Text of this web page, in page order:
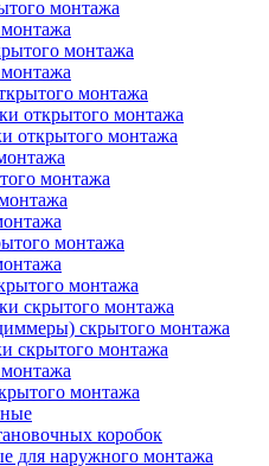
монтажа
монтажа
монтажа
открытого монтажа
открытого монтажа
монтажа
монтажа
монтажа
скрытого монтажа
скрытого монтажа
скрытого монтажа
монтажа
коробок
для наружного монтажа